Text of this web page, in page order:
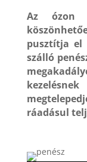
Az ózon
pusztítja el
szálló
ráadásul